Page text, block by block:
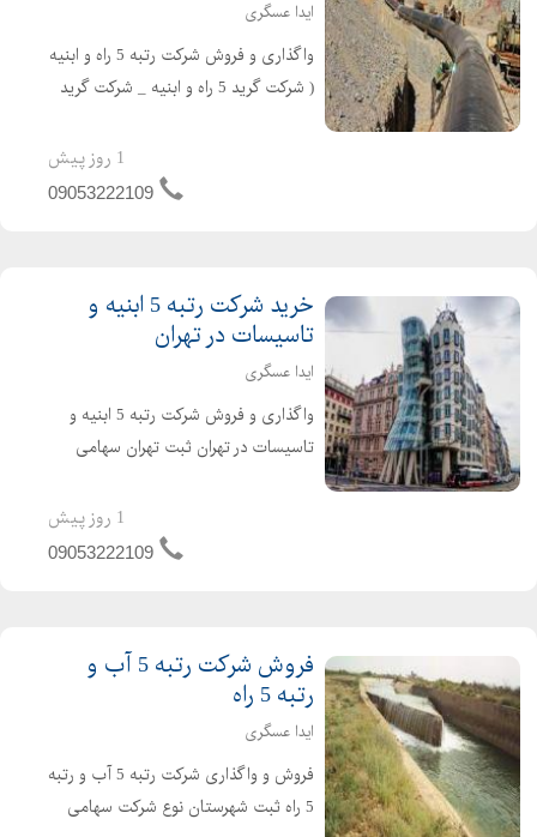
ایدا عسگری
واگذاری و فروش شرکت رتبه 5 راه و ابنیه
( شرکت گرید 5 راه و ابنیه _ شرکت گرید
سهامی خاص تازه تاسیس و بدون کارکرد
و بدهی دارای اعتبار کارتکس ساجاری و
1 روز پیش
09053222109
خرید شرکت رتبه 5 ابنیه و
تاسیسات در تهران
ایدا عسگری
واگذاری و فروش شرکت رتبه 5 ابنیه و
تاسیسات در تهران ثبت تهران سهامی
بدون بدهی دارای 4 سال اعبتار صلاحیت
پیمانکاری آماده واگذاری با مناسب ترین
1 روز پیش
09053222109
فروش شرکت رتبه 5 آب و
رتبه 5 راه
ایدا عسگری
فروش و واگذاری شرکت رتبه 5 آب و رتبه
5 راه ثبت شهرستان نوع شرکت سهامی